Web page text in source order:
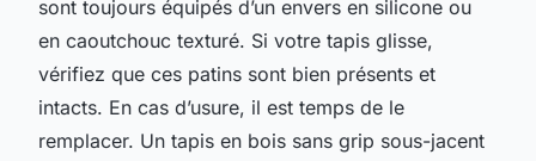
sont toujours équipés d’un envers en silicone ou
en caoutchouc texturé. Si votre tapis glisse,
vérifiez que ces patins sont bien présents et
intacts. En cas d’usure, il est temps de le
remplacer. Un tapis en bois sans grip sous-jacent